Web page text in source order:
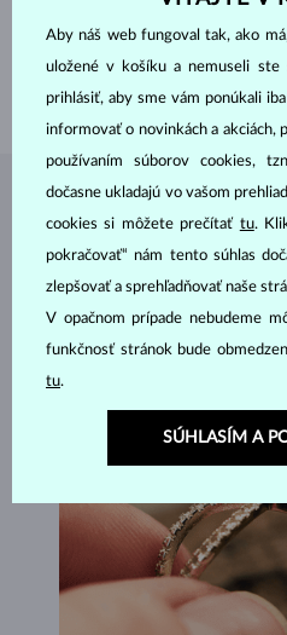
DRAHOKAMY BEZ KAMEŇA
DĹŽKA 380.00 mm
VÁHA 0.85 g
ŠPERKY Z
Aby náš web fungoval tak, ako
uložené v košíku a nemuseli ste
prihlásiť, aby sme vám ponúkali
informovať o novinkách a akciách,
používaním súborov cookies,
dočasne ukladajú vo vašom
cookies si môžete prečítať tu.
pokračovať“ nám tento súhlas
zlepšovať a sprehľadňovať naše
V opačnom prípade nebudeme
funkčnosť stránok bude
tu.
SÚHLASÍM A